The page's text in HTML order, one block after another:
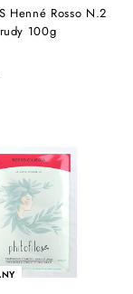
Henné Rosso N.2
100g